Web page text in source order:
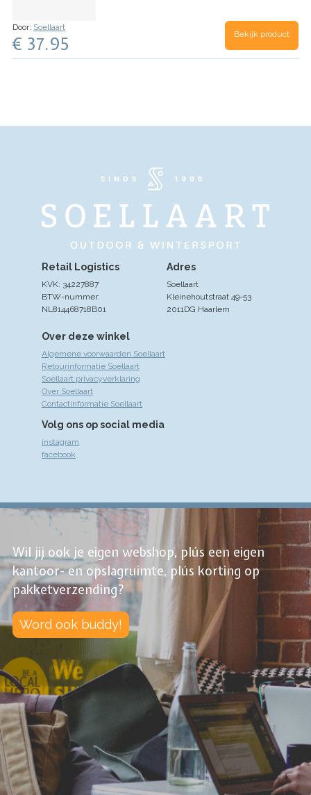
Door: Soellaart
€ 37.95 Bekijk product
Over deze winkel
Algemene voorwaarden Soellaart
Retourinformatie Soellaart
Soellaart privacyverklaring
Over Soellaart
Contactinformatie Soellaart
Volg ons op social media
instagram
facebook
Adres
Soellaart
Kleinehoutstraat 49-53
2011DG Haarlem
Retail Logistics
KVK: 34227887
BTW-nummer:
NL814468718B01
Wil jij ook je eigen webshop, plús een eigen
kantoor- en opslagruimte, plús korting op
pakketverzending?
Word ook buddy!